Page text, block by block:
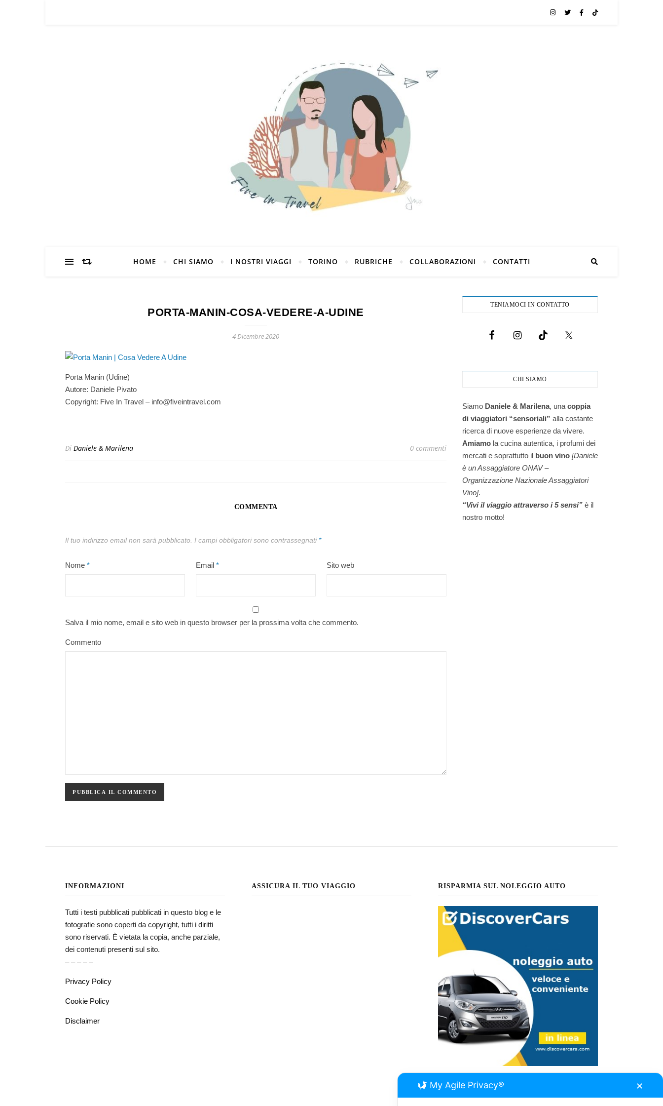
HOME CHI SIAMO I NOSTRI VIAGGI TORINO RUBRICHE COLLABORAZIONI CONTATTI
PORTA-MANIN-COSA-VEDERE-A-UDINE
4 Dicembre 2020
Porta Manin (Udine)
Autore: Daniele Pivato
Copyright: Five In Travel – info@fiveintravel.com
Di Daniele & Marilena 0 commenti
COMMENTA
Il tuo indirizzo email non sarà pubblicato. I campi obbligatori sono contrassegnati *
Nome * Email * Sito web
Salva il mio nome, email e sito web in questo browser per la prossima volta che commento.
Commento
TENIAMOCI IN CONTATTO
CHI SIAMO
Siamo Daniele & Marilena, una coppia
di viaggiatori “sensoriali” alla costante
ricerca di nuove esperienze da vivere.
Amiamo la cucina autentica, i profumi dei
mercati e soprattutto il buon vino [Daniele
è un Assaggiatore ONAV –
Organizzazione Nazionale Assaggiatori
Vino].
“Vivi il viaggio attraverso i 5 sensi” è il
nostro motto!
INFORMAZIONI
Tutti i testi pubblicati pubblicati in questo blog e le
fotografie sono coperti da copyright, tutti i diritti
sono riservati. È vietata la copia, anche parziale,
dei contenuti presenti sul sito.
– – – – –
Privacy Policy
Cookie Policy
Disclaimer
ASSICURA IL TUO VIAGGIO RISPARMIA SUL NOLEGGIO AUTO
My Agile Privacy® ✕